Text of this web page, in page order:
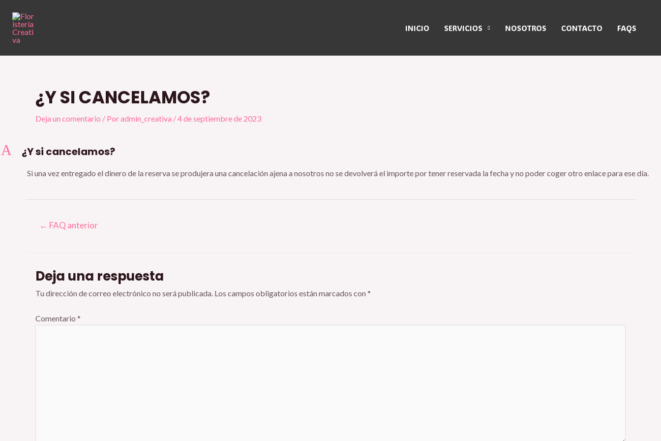
contenido
INICIO SERVICIOS NOSOTROS CONTACTO FAQS
¿Y SI CANCELAMOS?
Deja un comentario / Poradmin_creativa /4 de septiembre de 2023
A ¿Y si cancelamos?
Si una vez entregado el dinero de la reserva se produjera una cancelación ajena a nosotros no se devolverá el importe por tener reservada la fecha y no poder coger otro enlace para ese día.
Navegación
← FAQ anterior
Deja una respuesta
Tu dirección de correo electrónico no será publicada. Los campos obligatorios están marcados con *
Comentario *